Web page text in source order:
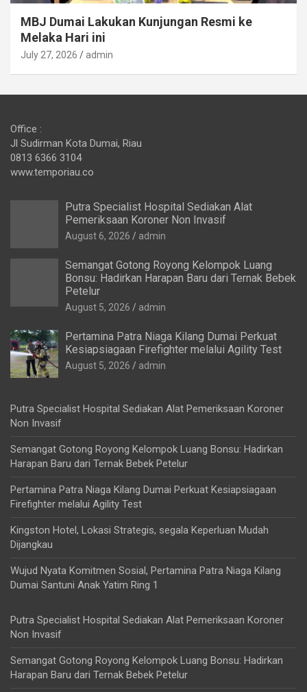
MBJ Dumai Lakukan Kunjungan Resmi ke
Melaka Hari ini
July 27, 2026 admin
Office :
Jl Sudirman Kota Dumai, Riau
0813 6366 3104
www.temporiau.co
Putra Specialist Hospital Sediakan Alat
Pemeriksaan Koroner Non Invasif
August 6, 2026 admin
Semangat Gotong Royong Kelompok Luang
Bonsu: Hadirkan Harapan Baru dari Ternak Bebek
Petelur
August 5, 2026 admin
Pertamina Patra Niaga Kilang Dumai Perkuat
Kesiapsiagaan Firefighter melalui Agility Test
August 5, 2026 admin
Putra Specialist Hospital Sediakan Alat Pemeriksaan Koroner
Non Invasif
Semangat Gotong Royong Kelompok Luang Bonsu: Hadirkan
Harapan Baru dari Ternak Bebek Petelur
Pertamina Patra Niaga Kilang Dumai Perkuat Kesiapsiagaan
Firefighter melalui Agility Test
Kingston Hotel, Lokasi Strategis, segala Keperluan Mudah
Dijangkau
Wujud Nyata Komitmen Sosial, Pertamina Patra Niaga Kilang
Dumai Santuni Anak Yatim Ring 1
Putra Specialist Hospital Sediakan Alat Pemeriksaan Koroner
Non Invasif
Semangat Gotong Royong Kelompok Luang Bonsu: Hadirkan
Harapan Baru dari Ternak Bebek Petelur